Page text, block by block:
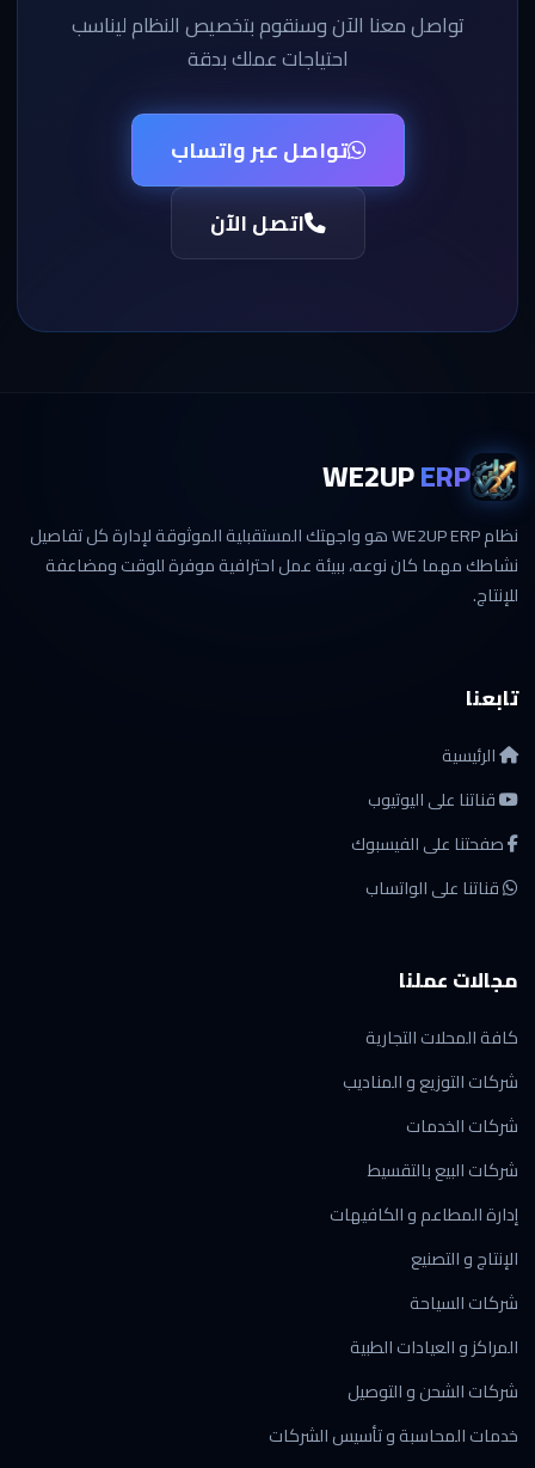
تواصل معنا الآن وسنقوم بتخصيص النظام ليناسب
احتياجات عملك بدقة
تواصل عبر واتساب
اتصل الآن
WE2UPERP
نظام WE2UP ERP هو واجهتك المستقبلية الموثوقة لإدارة كل تفاصيل
نشاطك مهما كان نوعه، ببيئة عمل احترافية موفرة للوقت ومضاعفة
للإنتاج.
تابعنا
الرئيسية
قناتنا على اليوتيوب
صفحتنا على الفيسبوك
قناتنا على الواتساب
مجالات عملنا
كافة المحلات التجارية
شركات التوزيع و المناديب
شركات الخدمات
شركات البيع بالتقسيط
إدارة المطاعم و الكافيهات
الإنتاج و التصنيع
شركات السياحة
المراكز و العيادات الطبية
شركات الشحن و التوصيل
خدمات المحاسبة و تأسيس الشركات